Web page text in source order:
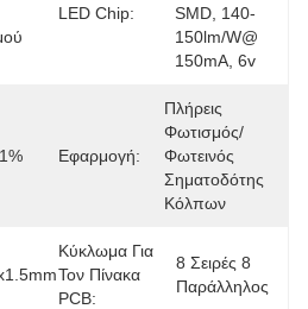
LED Chip:
SMD, 140-
150lm/w@
150mA, 6v
Εφαρμογή:
Πλήρεις
Φωτισμός/
Φωτεινός
Σηματοδότης
Κόλπων
Κύκλωμα Για
Τον Πίνακα
PCB:
8 Σειρές 8
Παράλληλος